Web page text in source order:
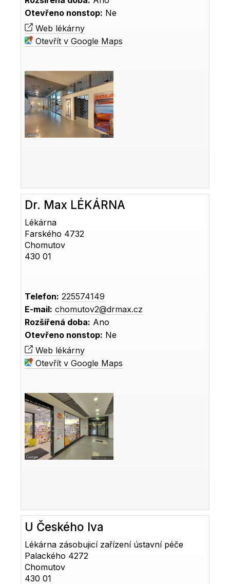
Otevřeno nonstop: Ne
Web lékárny
Otevřít v Google Maps
Dr. Max LÉKÁRNA
Lékárna
Farského 4732
Chomutov
430 01
Telefon: 225574149
E-mail: chomutov2@drmax.cz
Rozšířená doba: Ano
Otevřeno nonstop: Ne
Web lékárny
Otevřít v Google Maps
U Českého lva
Lékárna zásobujicí zařízení ústavní péče
Palackého 4272
Chomutov
430 01